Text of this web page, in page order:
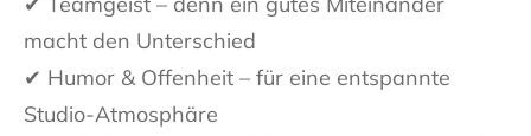
macht den Unterschied
✔ Humor & Offenheit – für eine entspannte
Studio-Atmosphäre